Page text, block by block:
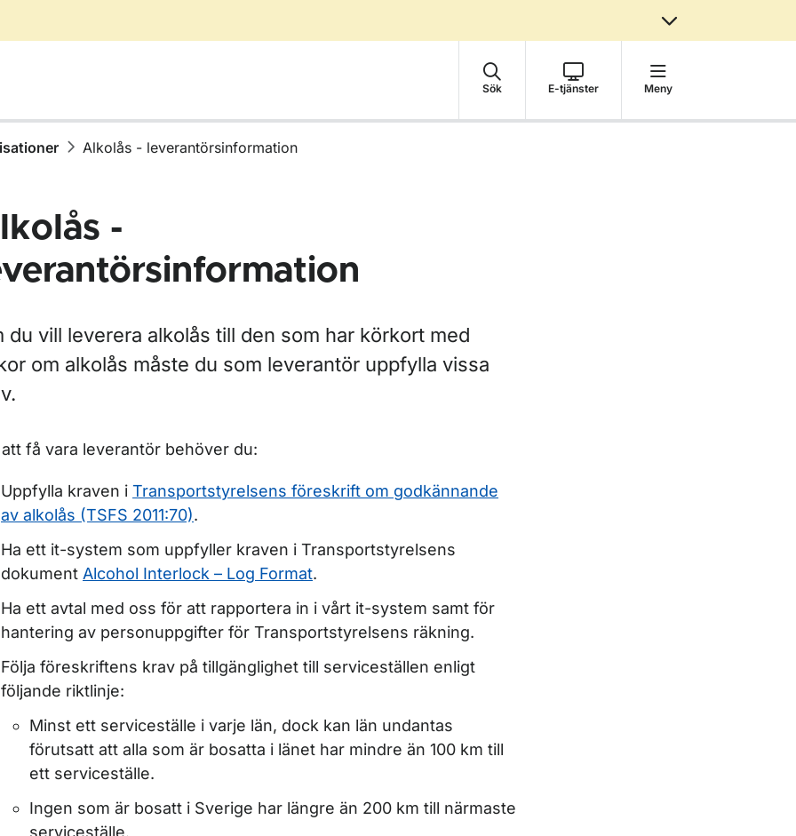
Sök E-tjänster Meny
Alkolås - leverantörsinformation
Ta körkort
Har körkort
Förlorat körkort
Trafikmedicin
för Företag och organisationer
Förarutbildning och kunskapsprov
Förarutbildning inom gymnasieskola och kommunal vuxenutbildning
-
du vill leverera alkolås till den som har körkort med
om alkolås måste du som leverantör uppfylla vissa
att få vara leverantör behöver du:
Uppfylla kraven i Transportstyrelsens föreskrift om godkännande
av alkolås (TSFS 2011:70).
Ha ett it-system som uppfyller kraven i Transportstyrelsens
dokument Alcohol Interlock – Log Format.
Ha ett avtal med oss för att rapportera in i vårt it-system samt för
hantering av personuppgifter för Transportstyrelsens räkning.
Följa föreskriftens krav på tillgänglighet till serviceställen enligt
följande riktlinje:
Minst ett serviceställe i varje län, dock kan län undantas
förutsatt att alla som är bosatta i länet har mindre än 100 km till
ett serviceställe.
Ingen som är bosatt i Sverige har längre än 200 km till närmaste
serviceställe.